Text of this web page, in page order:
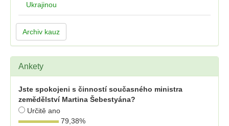
Ukrajinou
Archiv kauz
Ankety
Jste spokojeni s činností současného ministra
zemědělství Martina Šebestyána?
Určitě ano
79,38%